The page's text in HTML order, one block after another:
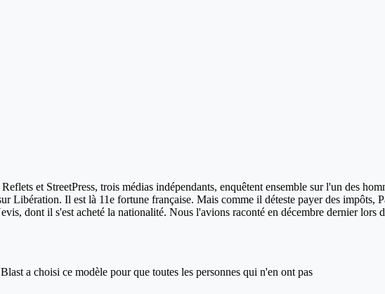
et StreetPress, trois médias indépendants, enquêtent ensemble sur l'un des
Libération. Il est là 11e fortune française. Mais comme il déteste payer des impôts,
dont il s'est acheté la nationalité. Nous l'avions raconté en décembre dernier lors
a choisi ce modèle pour que toutes les personnes qui n'en ont pas